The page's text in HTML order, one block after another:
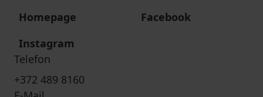
Homepage
Facebook
Instagram
Telefon
+372 489 8160